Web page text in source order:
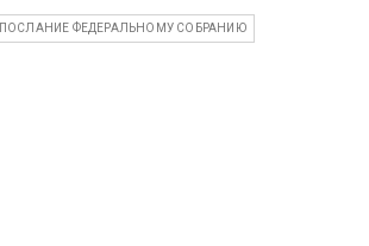
ПОСЛАНИЕ ФЕДЕРАЛЬНОМУ СОБРАНИЮ